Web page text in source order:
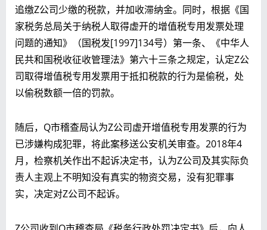
追缴Z公司少缴的税款，并加收滞纳金。同时，根据《国
家税务总局关于纳税人取得虚开的增值税专用发票处理
问题的通知》（国税发[1997]134号）第一条、《中华人
民共和国税收征收管理法》第六十三条之规定，认定Z公
司取得增值税专用发票用于抵扣税款的行为是偷税，处
以偷税数额一倍的罚款。
随后，Q市稽查局认为Z公司虚开增值税专用发票的行为
已涉嫌构成犯罪，将此案移送公安机关审查。2018年4
月，检察机关作出不起诉决定书，认为Z公司及其实际负
责人主观上不明知没有真实的物资交易，没有犯罪事
实，决定对Z公司不起诉。